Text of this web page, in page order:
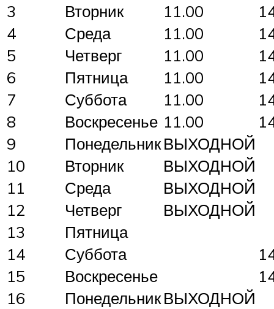
3
Вторник 11.00
4
Среда 11.00
5
Четверг 11.00
6
Пятница 11.00
7
Суббота 11.00
8
Воскресенье 11.00
9
ПонедельникВЫХОДНОЙ
10
Вторник
ВЫХОДНОЙ
11
Среда
ВЫХОДНОЙ
12
Четверг
ВЫХОДНОЙ
13
Пятница
14
Суббота
15
Воскресенье
16
ПонедельникВЫХОДНОЙ